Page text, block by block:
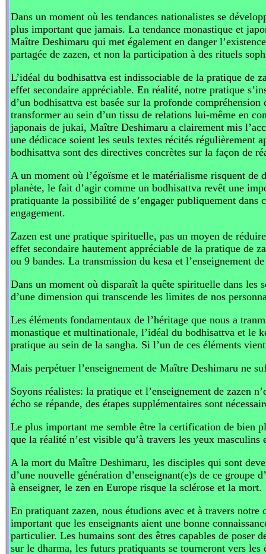
Dans un moment où les tendances nationalistes se
plus important que jamais. La tendance monastique et
Maître Deshimaru qui met également en danger
partagée de zazen, et non la participation à des rituels
L’idéal du bodhisattva est indissociable de la pratique de
effet secondaire appréciable. En réalité, notre pratique
d’un bodhisattva est basée sur la profonde compréhension
transformer au sein d’un tissu de relations lui-même en
japonais de jukai, Maître Deshimaru a clairement mis
une dédicace soient les seuls textes récités régulièrement
bodhisattva sont des directives concrètes sur la façon de
A un moment où l’égoïsme et le matérialisme risquent de
planète, le fait d’agir comme un bodhisattva revêt une
pratiquante la possibilité de s’engager publiquement
engagement.
Zazen est une pratique spirituelle, pas un moyen de
effet secondaire hautement appréciable de la pratique de
ou 9 bandes. La transmission du kesa et l’enseignement
Dans un moment où disparaît la quête spirituelle dans les
d’une dimension qui transcende les limites de nos
Les éléments fondamentaux de l’héritage que nous a
monastique et multinationale, l’idéal du bodhisattva et le
pratique au sein de la sangha. Si l’un de ces éléments
Mais perpétuer l’enseignement de Maître Deshimaru ne
Soyons réalistes: la pratique et l’enseignement de zazen
écho se répande, des étapes supplémentaires sont
Le plus important me semble être la certification de bien
que la réalité n’est visible qu’à travers les yeux
A la mort du Maître Deshimaru, les disciples qui sont
d’une nouvelle génération d’enseignant(e)s de ce groupe
à enseigner, le zen en Europe risque la sclérose et la mort.
En pratiquant zazen, nous étudions avec et à travers
important que les enseignants aient une bonne
particulier. Les humains sont des êtres capables de poser
sur le dharma, les futurs pratiquants se tourneront vers les